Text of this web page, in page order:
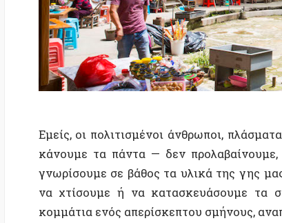
κομμάτια ενός απερίσκεπτου σμήνους,
σκεφτούμε, να αναστοχαστούμε. Έτσι, ως
habitat μας τον αρχιτέκτονα:ας είναι αυτός,
Και ο αρχιτέκτονας, μια συχνά
καλλιτεχνικότητα και την επιστήμη —
αγχωτική ψευδαίσθηση παντοδυναμίας,
ιδανικές ζωές, ιδανικών ανθρώπων. Τα κτήρια
ψευδαισθήσεις — αρχιτεκτόνων που ελπίζουν
Τα Τulou αποτελούν μια αρχιτεκτονική